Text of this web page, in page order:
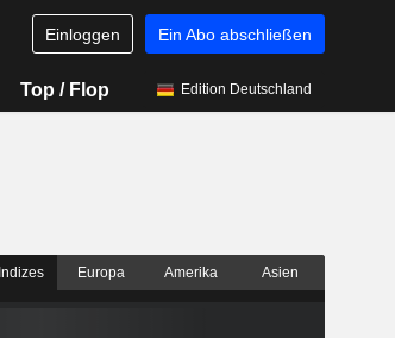
Einloggen Ein Abo abschließen
Top / Flop Edition Deutschland
Indizes Europa Amerika Asien